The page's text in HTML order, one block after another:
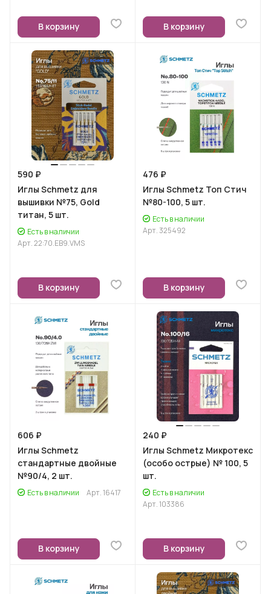
В корзину В корзину
590 ₽
Иглы Schmetz для
вышивки №75, Gold
титан, 5 шт.
Есть в наличии
Арт.22:70.EB9.VMS
В корзину
476 ₽
Иглы Schmetz Топ Стич
№80-100, 5 шт.
Есть в наличии
Арт.325492
В корзину
606 ₽
Иглы Schmetz
стандартные двойные
№90/4, 2 шт.
Есть в наличии Арт.16417
В корзину
240 ₽
Иглы Schmetz Микротекс
(особо острые) № 100, 5
шт.
Есть в наличии
Арт.103386
В корзину